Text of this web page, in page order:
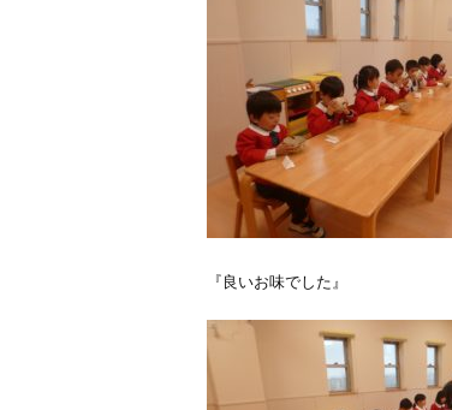
『良いお味でした』